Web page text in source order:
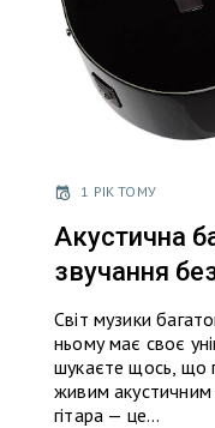
1 РІК ТОМУ
Акустична
звучання
Світ музики
ньому має своє
шукаєте щось, що
живим
гітара — це…